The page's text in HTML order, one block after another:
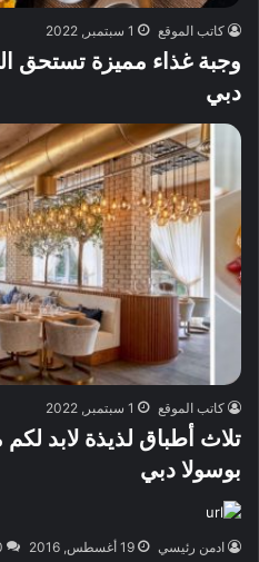
كاتب الموقع 1 سبتمبر, 2022
وجبة غذاء مميزة تستحق
دبي
كاتب الموقع 1 سبتمبر, 2022
تلاث أطباق لذيذة لابد
بوسولا دبي
ادمن رئيسي 19 أغسطس, 2016